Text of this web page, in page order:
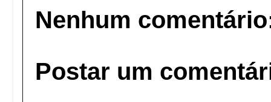
Nenhum
Postar um